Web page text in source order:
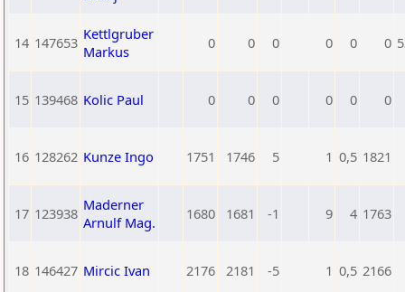
14 147653 Kettlgruber
Markus
0 0 0 0 0 0
15 139468 Kolic Paul 0 0 0 0 0 0
16 128262 Kunze Ingo 1751 1746 5 1 0,5 1821
17 123938 Maderner
Arnulf Mag.
1680 1681 -1 9 4 1763
18 146427 Mircic Ivan 2176 2181 -5 1 0,5 2166